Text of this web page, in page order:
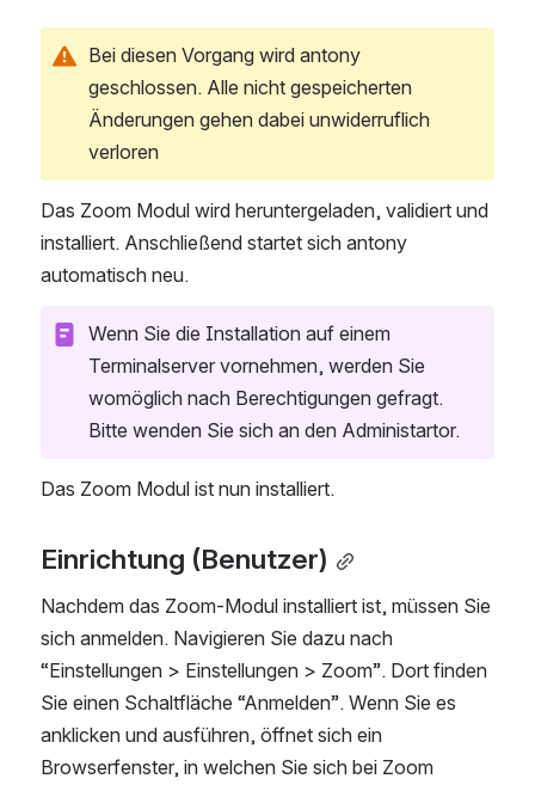
Bei diesen Vorgang wird antony
geschlossen. Alle nicht gespeicherten
Änderungen gehen dabei unwiderruflich
verloren
Das Zoom Modul wird heruntergeladen, validiert und
installiert. Anschließend startet sich antony
automatisch neu.
Wenn Sie die Installation auf einem
Terminalserver vornehmen, werden Sie
womöglich nach Berechtigungen gefragt.
Bitte wenden Sie sich an den Administartor.
Das Zoom Modul ist nun installiert.
Einrichtung (Benutzer)
Nachdem das Zoom-Modul installiert ist, müssen Sie
sich anmelden. Navigieren Sie dazu nach
“Einstellungen > Einstellungen > Zoom”. Dort finden
Sie einen Schaltfläche “Anmelden”. Wenn Sie es
anklicken und ausführen, öffnet sich ein
Browserfenster, in welchen Sie sich bei Zoom